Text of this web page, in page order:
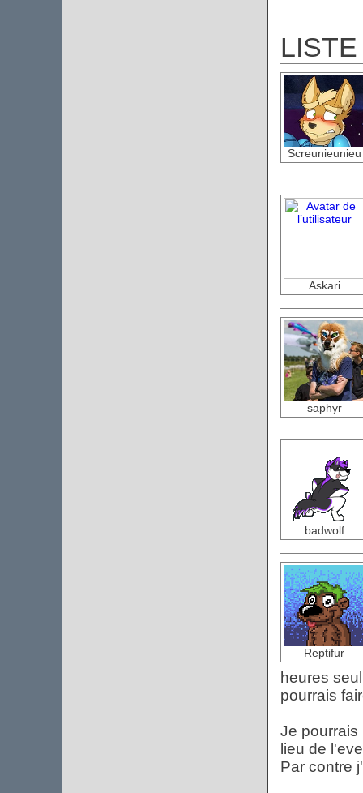
Screunieunieu
Askari
saphyr
badwolf
Reptifur
heures
pourrais
Je pourrais
lieu de
Par contre